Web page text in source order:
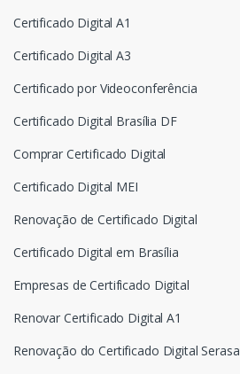
Certificado Digital A1
Certificado Digital A3
Certificado por Videoconferência
Certificado Digital Brasília DF
Comprar Certificado Digital
Certificado Digital MEI
Renovação de Certificado Digital
Certificado Digital em Brasília
Empresas de Certificado Digital
Renovar Certificado Digital A1
Renovação do Certificado Digital